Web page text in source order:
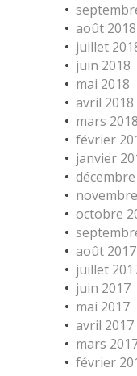
août 2018
juillet
juin 2018
mai 2018
avril 2018
mars 2018
février
janvier
octobre
août 2017
juillet
juin 2017
mai 2017
avril 2017
mars
février